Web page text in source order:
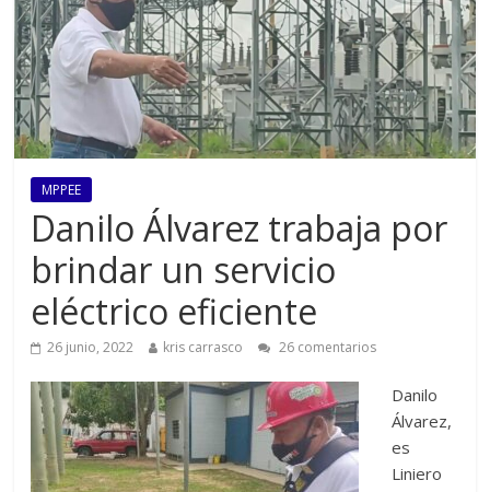
MPPEE
Danilo Álvarez trabaja por
brindar un servicio
eléctrico eficiente
26 junio, 2022 kris carrasco 26 comentarios
Danilo
Álvarez,
es
Liniero